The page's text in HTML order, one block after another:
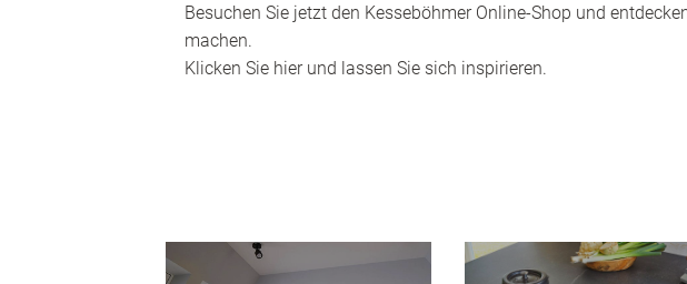
Besuchen Sie jetzt den Kesseböhmer Online-Shop und
machen.
Klicken Sie hier und lassen Sie sich inspirieren.